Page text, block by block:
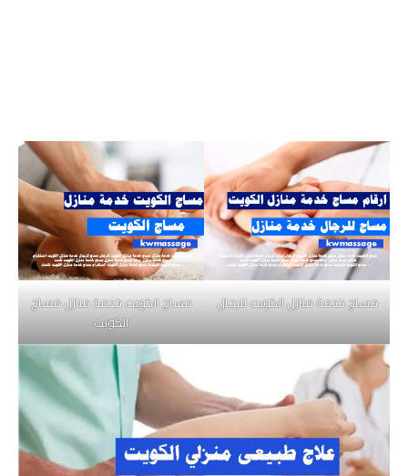
مساج خدمة منازل الكويت للرجال
مساج الكويت خدمة منازل مساج
الكويت